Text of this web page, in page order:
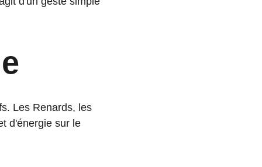
Les Renards, les
d'énergie sur le